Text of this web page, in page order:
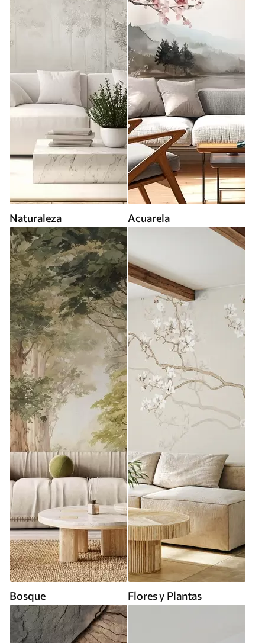
Naturaleza Acuarela
Bosque Flores y Plantas